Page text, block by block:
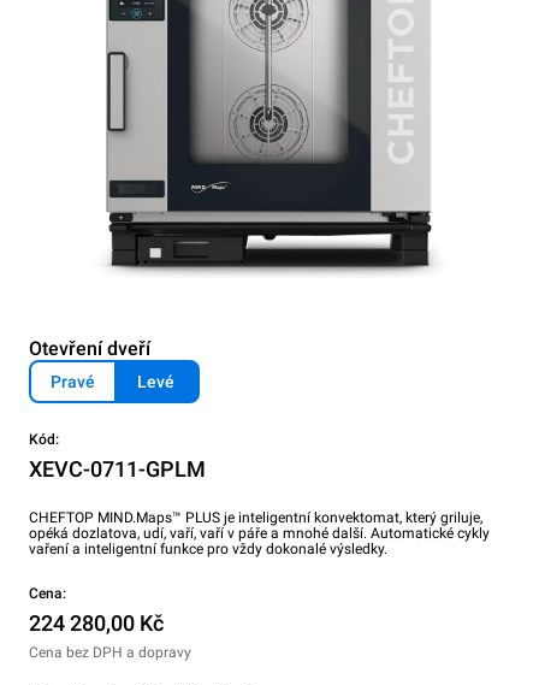
Otevření dveří
Pravé Levé
Kód:
XEVC-0711-GPLM
CHEFTOP MIND.Maps™ PLUS je inteligentní konvektomat, který griluje,
opéká dozlatova, udí, vaří, vaří v páře a mnohé další. Automatické cykly
vaření a inteligentní funkce pro vždy dokonalé výsledky.
Cena:
224 280,00 Kč
Cena bez DPH a dopravy